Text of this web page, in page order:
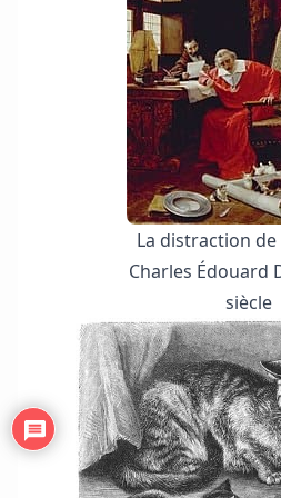
La distraction de
Charles Édouard
siècle